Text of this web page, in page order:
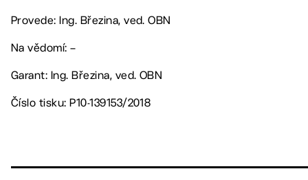
Provede: Ing. Březina, ved. OBN
Na vědomí: –
Garant: Ing. Březina, ved. OBN
Číslo tisku: P10-139153/2018